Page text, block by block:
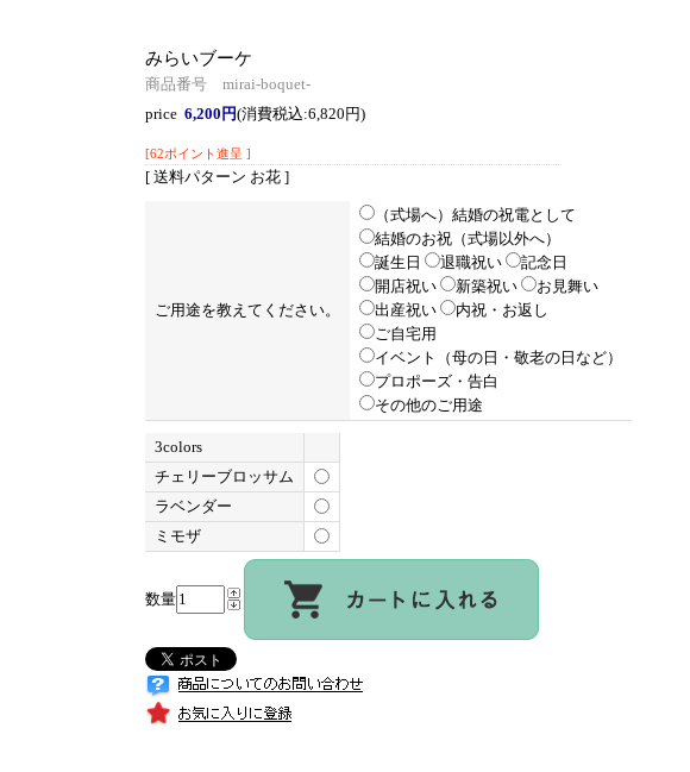
みらいブーケ
商品番号 mirai-boquet-
price 6,200円(消費税込:6,820円)
[62ポイント進呈 ]
[ 送料パターン お花 ]
ご用途を教えてください。
（式場へ）結婚の祝電として
結婚のお祝（式場以外へ）
誕生日
退職祝い
記念日
開店祝い
新築祝い
お見舞い
出産祝い
内祝・お返し
ご自宅用
イベント（母の日・敬老の日など）
プロポーズ・告白
その他のご用途
3colors
チェリーブロッサム
ラベンダー
ミモザ
数量